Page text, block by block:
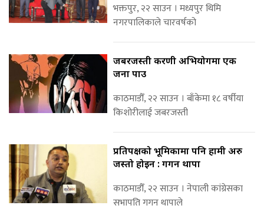
भक्तपुर, २२ साउन । मध्यपुर थिमि
नगरपालिकाले चारवर्षको
जबरजस्ती करणी अभियोगमा एक
जना पक्राउ
काठमाडौँ, २२ साउन । बाँकेमा १८ वर्षीया
किशोरीलाई जबरजस्ती
प्रतिपक्षको भूमिकामा पनि हामी अरु
जस्तो होइन : गगन थापा
काठमाडौँ, २२ साउन । नेपाली कांग्रेसका
सभापति गगन थापाले